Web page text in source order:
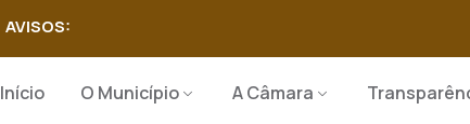
AVISOS:
Início O Município A Câmara